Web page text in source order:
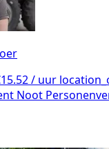
/ uur
Noot